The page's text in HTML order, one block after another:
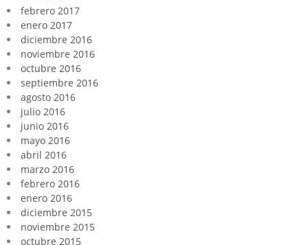
febrero 2017
enero 2017
diciembre 2016
noviembre 2016
octubre 2016
septiembre 2016
agosto 2016
julio 2016
junio 2016
mayo 2016
abril 2016
marzo 2016
febrero 2016
enero 2016
diciembre 2015
noviembre 2015
octubre 2015